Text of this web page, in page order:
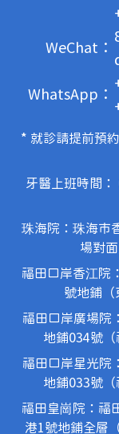
WeChat：
WhatsApp：
* 就診請提前預
牙醫上班時間
珠海院：珠海市
場對
福田口岸香江院
號地鋪（
福田口岸廣場院
地鋪034號（
福田口岸星光院
地鋪033號（
福田皇崗院：福
港1號地鋪全層